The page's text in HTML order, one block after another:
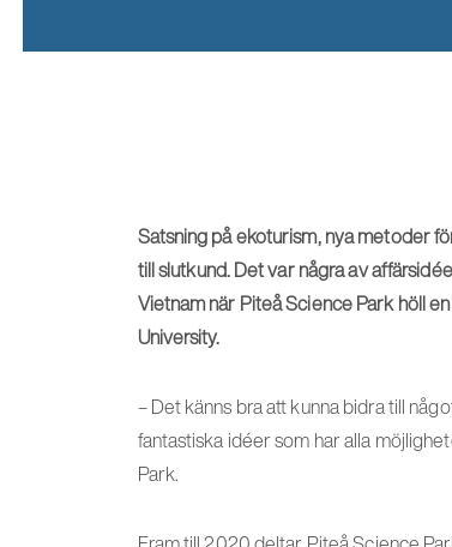
Satsning på ekoturism, nya metoder
till slutkund. Det var några av
Vietnam när Piteå Science Park höll
University.
– Det känns bra att kunna bidra till
fantastiska idéer som har alla
Park.